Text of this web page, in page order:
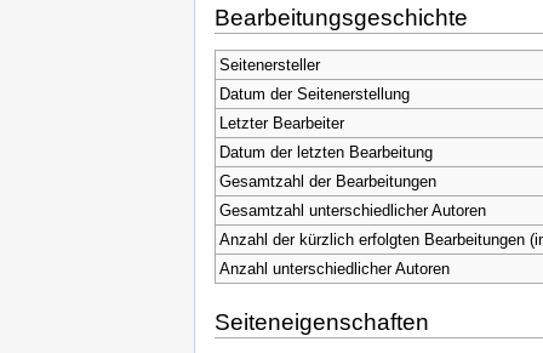
Bearbeitungsgeschichte
Seitenersteller
Datum der Seitenerstellung
Letzter Bearbeiter
Datum der letzten Bearbeitung
Gesamtzahl der Bearbeitungen
Gesamtzahl unterschiedlicher Autoren
Anzahl der kürzlich erfolgten Bearbeitungen
Anzahl unterschiedlicher Autoren
Seiteneigenschaften